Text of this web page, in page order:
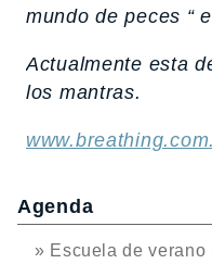
mundo de peces “
Actualmente esta
los mantras.
Agenda
» Escuela de verano